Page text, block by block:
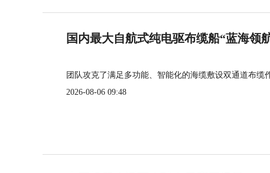
国内最大自航式纯电驱布缆船“蓝海领
团队攻克了满足多功能、智能化的海缆敷设双通道布缆
2026-08-06 09:48